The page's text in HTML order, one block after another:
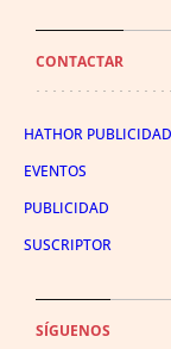
CONTACTAR
HATHOR PUBLICIDAD
EVENTOS
PUBLICIDAD
SUSCRIPTOR
SÍGUENOS